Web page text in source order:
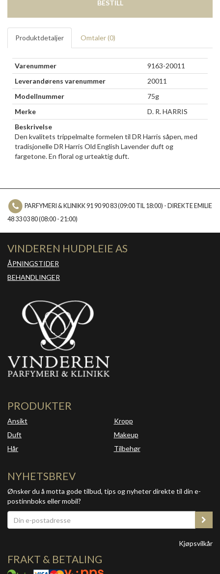
BESTILL
Produktdetaljer Omtaler (0)
Varenummer
9163-20011
Leverandørens varenummer
20011
Modellnummer
75g
Merke
D. R. HARRIS
Beskrivelse
Den kvalitets trippelmalte formelen til DR Harris såpen, med
tradisjonelle DR Harris Old English Lavender duft og
fargetone. En floral og urteaktig duft.
PARFYMERI & KLINIKK 91 90 90 83 (09:00 TIL 18:00) - DIREKTE EMILIE
48 33 03 80 (08:00 - 21:00)
VINDEREN HUDPLEIE AS
ÅPNINGSTIDER
BEHANDLINGER
PRODUKTER
Ansikt
Duft
Hår
Kropp
Makeup
Tilbehør
NYHETSBREV
Ønsker du å motta gode tilbud, tips og nyheter direkte til din e-
postinnboks eller mobil?
Kjøpsvilkår
FRAKT & BETALING